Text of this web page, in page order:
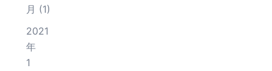
月 (1)
2021
年
1